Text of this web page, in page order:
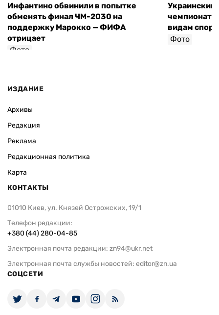
Инфантино обвинили в попытке
обменять финал ЧМ-2030 на
поддержку Марокко — ФИФА
отрицает
Фото
Украинский
чемпионат
видам
Фото
ИЗДАНИЕ
Архивы
Редакция
Реклама
Редакционная политика
Карта
КОНТАКТЫ
01010 Киев, ул. Князей Острожских, 19/1
Телефон редакции:
+380 (44) 280-04-85
Электронная почта редакции: zn94@ukr.net
Электронная почта службы новостей: editor@zn.ua
СОЦСЕТИ